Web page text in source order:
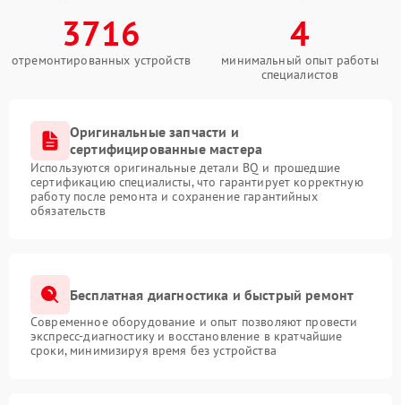
3716
отремонтированных устройств
4
минимальный опыт работы
специалистов
Оригинальные запчасти и
сертифицированные мастера
Используются оригинальные детали BQ и прошедшие
сертификацию специалисты, что гарантирует корректную
работу после ремонта и сохранение гарантийных
обязательств
Бесплатная диагностика и быстрый ремонт
Современное оборудование и опыт позволяют провести
экспресс-диагностику и восстановление в кратчайшие
сроки, минимизируя время без устройства